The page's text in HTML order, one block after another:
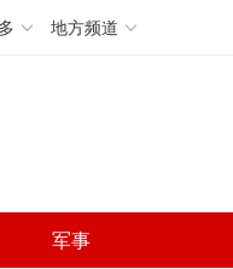
地方频道
军事